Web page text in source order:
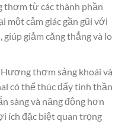
thơm từ các thành phần
một cảm giác gần gũi với
giảm căng thẳng và lo
thơm sảng khoái và
có thể thúc đẩy tinh thần
sàng và năng động hơn
ích đặc biệt quan trọng